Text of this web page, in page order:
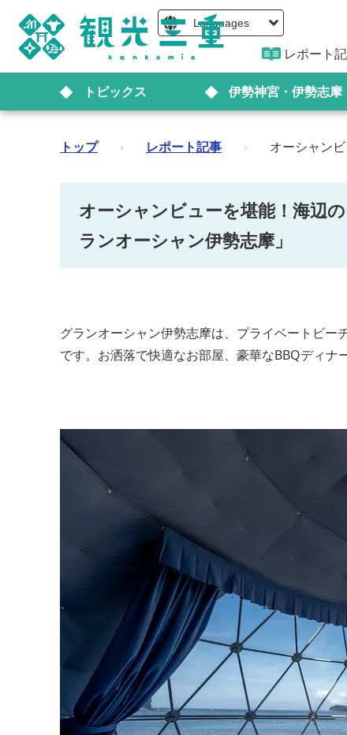
Languages
レポート
トピックス 伊勢神宮・伊勢志摩
トップ › レポート記事 › オーシャン
オーシャンビューを堪能！海辺
ランオーシャン伊勢志摩」
グランオーシャン伊勢志摩は、プライベートビ
です。お洒落で快適なお部屋、豪華なBBQディナ